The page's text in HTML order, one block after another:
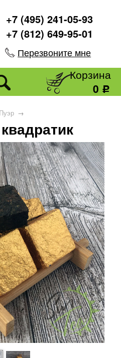
+7 (495) 241-05-93
+7 (812) 649-95-01
Перезвоните мне
Корзина
0 Р
Пуэр →